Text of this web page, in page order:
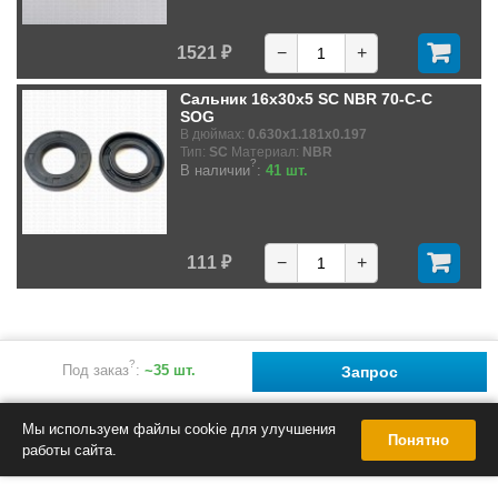
Под заказ?: ~35 шт. Запрос
1521 ₽ − +
Сальник 16x30x5 SC NBR 70-C-C
SOG
В дюймах: 0.630x1.181x0.197
Тип: SC Материал: NBR
В наличии?: 41 шт.
111 ₽ − +
Мы используем файлы cookie для улучшения
работы сайта.
Понятно